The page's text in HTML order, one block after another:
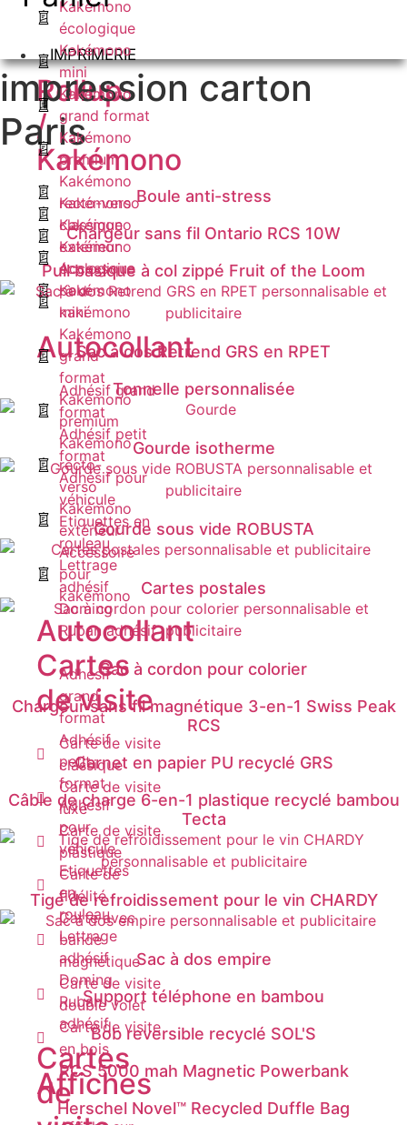
Kakémono
écologique
Kakémono
mini
Kakémono
grand format
Kakémono
premium
Kakémono
recto-verso
Kakémono
extérieur
Accessoire
pour
kakémono
Autocollant
Adhésif grand
format
Adhésif petit
format
Adhésif pour
véhicule
Etiquettes en
rouleau
Lettrage
adhésif
Doming
Ruban adhésif
Cartes
de visite
Carte de visite
classique
Carte de visite
luxe
Carte de visite
plastique
Carte de
fidélité
Carte avec
bande
magnétique
Carte de visite
double volet
Carte de visite
en bois
Affiches
IMPRIMERIE
Rollup
/
Kakémono
Kakémono
classique
Kakémono
écologique
Kakémono
mini
Kakémono
grand
format
Kakémono
premium
Kakémono
recto-
verso
Kakémono
extérieur
Accessoire
pour
kakémono
Autocollant
Adhésif
grand
format
Adhésif
petit
format
Adhésif
pour
véhicule
Etiquettes
en
rouleau
Lettrage
adhésif
Doming
Ruban
adhésif
Cartes
de
impression carton
Paris
Boule anti-stress
Chargeur sans fil Ontario RCS 10W
Pull basique à col zippé Fruit of the Loom
Sac à dos Retrend GRS en RPET
Tonnelle personnalisée
Gourde isotherme
Gourde sous vide ROBUSTA
Cartes postales
Sac à cordon pour colorier
Chargeur sans fil magnétique 3-en-1 Swiss Peak
RCS
Carnet en papier PU recyclé GRS
Câble de charge 6-en-1 plastique recyclé bambou
Tecta
Tige de refroidissement pour le vin CHARDY
Sac à dos empire
Support téléphone en bambou
Bob reversible recyclé SOL'S
RCS 5000 mah Magnetic Powerbank
Herschel Novel™ Recycled Duffle Bag